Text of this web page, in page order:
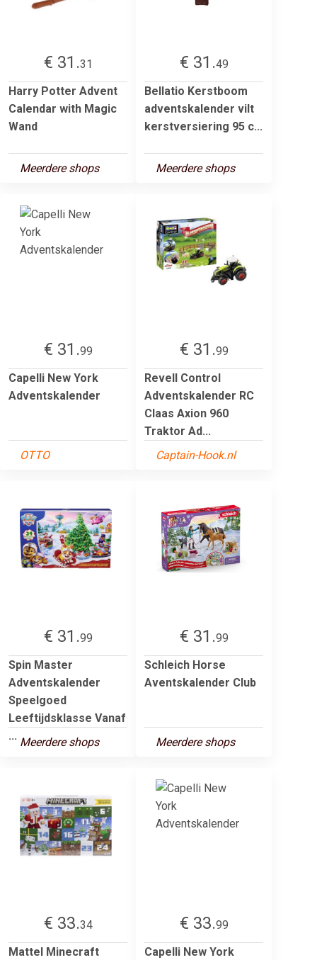
€ 31.31
Harry Potter Advent
Calendar with Magic
Wand
Meerdere shops
€ 31.49
Bellatio Kerstboom
adventskalender vilt
kerstversiering 95 c...
Meerdere shops
€ 31.99
Capelli New York
Adventskalender
OTTO
€ 31.99
Revell Control
Adventskalender RC
Claas Axion 960
Traktor Ad...
Captain-Hook.nl
€ 31.99
Spin Master
Adventskalender
Speelgoed
Leeftijdsklasse Vanaf
... Meerdere shops
€ 31.99
Schleich Horse
Aventskalender Club
Meerdere shops
€ 33.34
Mattel Minecraft
€ 33.99
Capelli New York